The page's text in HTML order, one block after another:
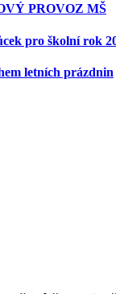
PROVOZ MŠ
pro školní rok
letních prázdnin